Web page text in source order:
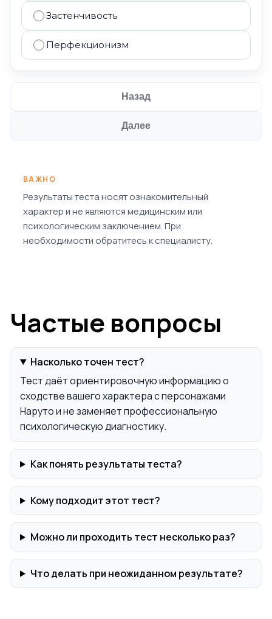
Застенчивость
Перфекционизм
Назад
Далее
ВАЖНО
Результаты теста носят ознакомительный
характер и не являются медицинским или
психологическим заключением. При
необходимости обратитесь к специалисту.
Частые вопросы
Насколько точен тест?
Тест даёт ориентировочную информацию о
сходстве вашего характера с персонажами
Наруто и не заменяет профессиональную
психологическую диагностику.
Как понять результаты теста?
Кому подходит этот тест?
Можно ли проходить тест несколько раз?
Что делать при неожиданном результате?